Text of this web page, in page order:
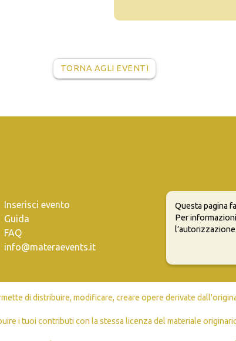
TORNA AGLI EVENTI
Inserisci evento
Guida
FAQ
info@materaevents.it
di distribuire, modificare, creare opere derivate
i tuoi contributi con la stessa licenza del materiale
Questa pagina
Per